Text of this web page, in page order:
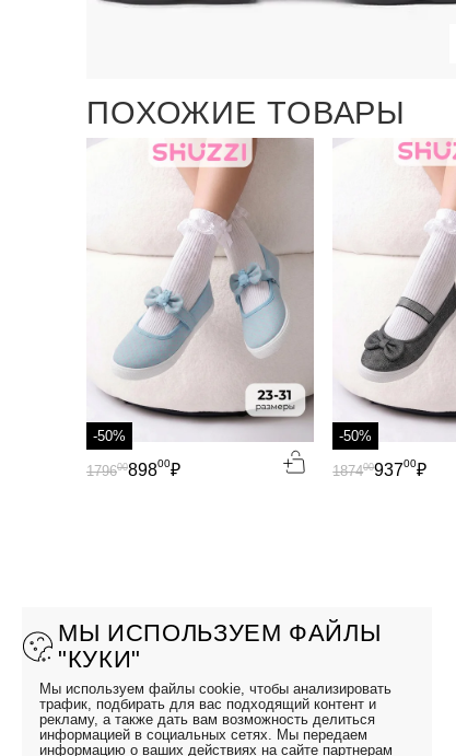
ПОХОЖИЕ ТОВАРЫ
-50%
89800₽
179600
-50%
93700₽
187400
МЫ ИСПОЛЬЗУЕМ ФАЙЛЫ
"КУКИ"
Мы используем файлы cookie, чтобы анализировать
трафик, подбирать для вас подходящий контент и
рекламу, а также дать вам возможность делиться
информацией в социальных сетях. Мы передаем
информацию о ваших действиях на сайте партнерам